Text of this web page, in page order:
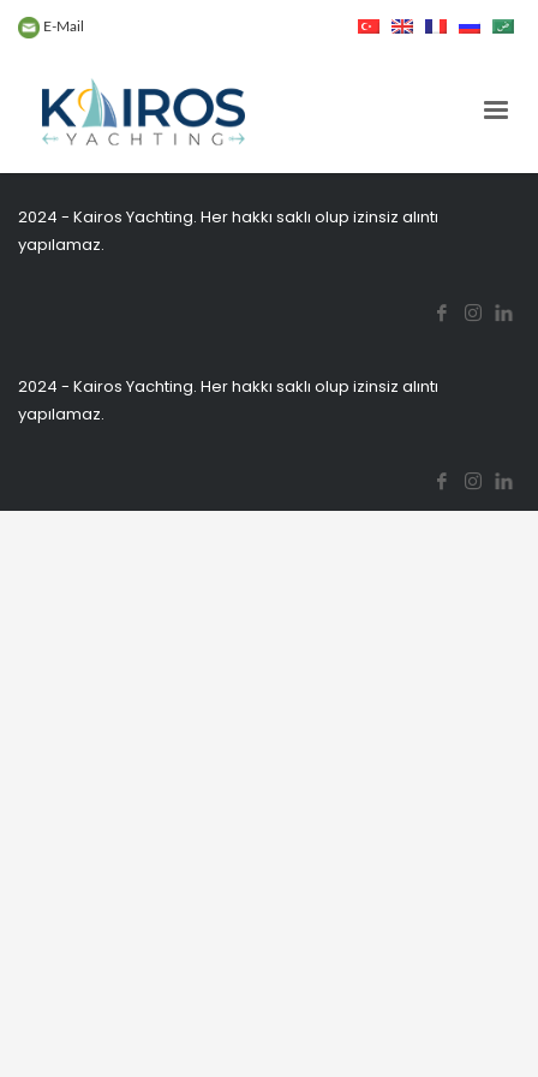
E-Mail
2024 - Kairos Yachting. Her hakkı saklı olup izinsiz alıntı
yapılamaz.
2024 - Kairos Yachting. Her hakkı saklı olup izinsiz alıntı
yapılamaz.